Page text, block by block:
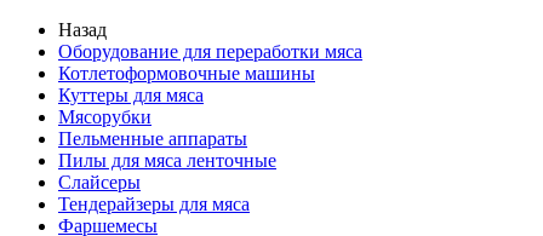
Назад
Оборудование для переработки мяса
Котлетоформовочные машины
Куттеры для мяса
Мясорубки
Пельменные аппараты
Пилы для мяса ленточные
Слайсеры
Тендерайзеры для мяса
Фаршемесы